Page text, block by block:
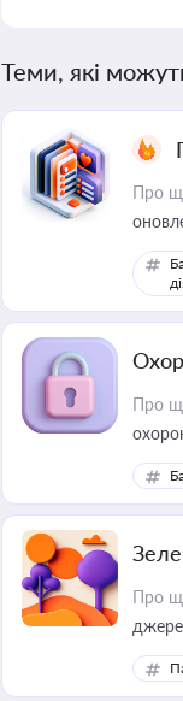
Теми, які
Про
Про
Про